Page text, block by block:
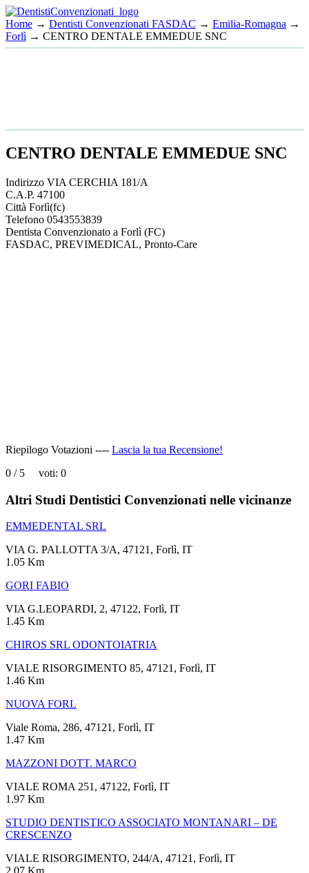
Home → Dentisti Convenzionati FASDAC → Emilia-Romagna →
Forlì → CENTRO DENTALE EMMEDUE SNC
CENTRO DENTALE EMMEDUE SNC
Indirizzo VIA CERCHIA 181/A
C.A.P. 47100
Città Forlì(fc)
Telefono 0543553839
Dentista Convenzionato a Forlì (FC)
FASDAC, PREVIMEDICAL, Pronto-Care
Riepilogo Votazioni ---- Lascia la tua Recensione!
0 / 5 voti: 0
Altri Studi Dentistici Convenzionati nelle vicinanze
EMMEDENTAL SRL
VIA G. PALLOTTA 3/A, 47121, Forlì, IT
1.05 Km
GORI FABIO
VIA G.LEOPARDI, 2, 47122, Forlì, IT
1.45 Km
CHIROS SRL ODONTOIATRIA
VIALE RISORGIMENTO 85, 47121, Forlì, IT
1.46 Km
NUOVA FORL
Viale Roma, 286, 47121, Forlì, IT
1.47 Km
MAZZONI DOTT. MARCO
VIALE ROMA 251, 47122, Forlì, IT
1.97 Km
STUDIO DENTISTICO ASSOCIATO MONTANARI – DE
CRESCENZO
VIALE RISORGIMENTO, 244/A, 47121, Forlì, IT